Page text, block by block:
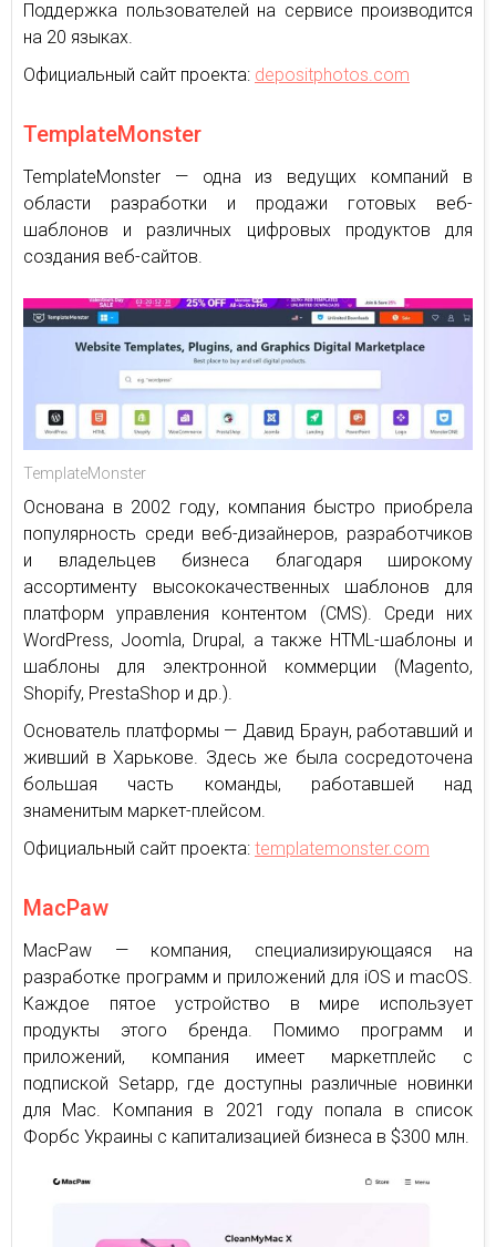
Поддержка пользователей на сервисе производится
на 20 языках.
Официальный сайт проекта: depositphotos.com
TemplateMonster
TemplateMonster — одна из ведущих компаний в
области разработки и продажи готовых веб-
шаблонов и различных цифровых продуктов для
создания веб-сайтов.
TemplateMonster
Основана в 2002 году, компания быстро приобрела
популярность среди веб-дизайнеров, разработчиков
и владельцев бизнеса благодаря широкому
ассортименту высококачественных шаблонов для
платформ управления контентом (CMS). Среди них
WordPress, Joomla, Drupal, а также HTML-шаблоны и
шаблоны для электронной коммерции (Magento,
Shopify, PrestaShop и др.).
Основатель платформы — Давид Браун, работавший и
живший в Харькове. Здесь же была сосредоточена
большая часть команды, работавшей над
знаменитым маркет-плейсом.
Официальный сайт проекта: templatemonster.com
MacPaw
MacPaw — компания, специализирующаяся на
разработке программ и приложений для iOS и macOS.
Каждое пятое устройство в мире использует
продукты этого бренда. Помимо программ и
приложений, компания имеет маркетплейс с
подпиской Setapp, где доступны различные новинки
для Mac. Компания в 2021 году попала в список
Форбс Украины с капитализацией бизнеса в $300 млн.